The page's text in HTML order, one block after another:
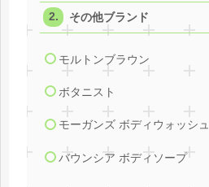
その他ブランド
モルトンブラウン
ボタニスト
モーガンズ ボディウォッシュ
バウンシア ボディソープ